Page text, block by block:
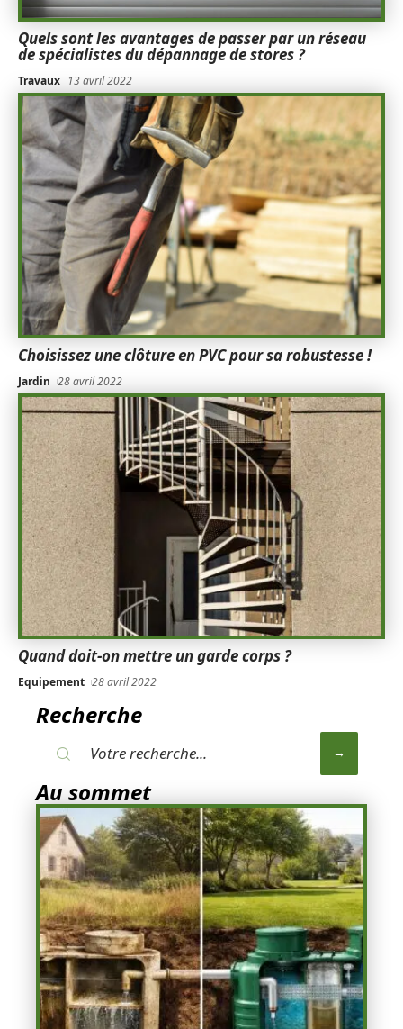
Quels sont les avantages de passer par un réseau
de spécialistes du dépannage de stores ?
Travaux 13 avril 2022
Choisissez une clôture en PVC pour sa robustesse !
Jardin 28 avril 2022
Quand doit-on mettre un garde corps ?
Equipement 28 avril 2022
Recherche
Au sommet